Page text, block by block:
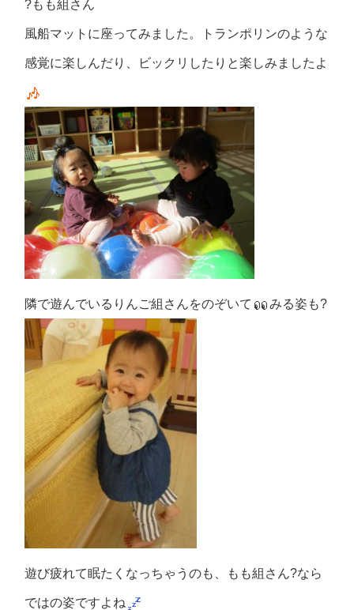
?もも組さん
風船マットに座ってみました。トランポリンのような
感覚に楽しんだり、ビックリしたりと楽しみましたよ
隣で遊んでいるりんご組さんをのぞいて みる姿も?
遊び疲れて眠たくなっちゃうのも、もも組さん?なら
ではの姿ですよね